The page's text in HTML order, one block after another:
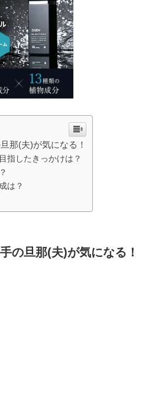
那(夫)が気になる！
指したきっかけは？
は？
の旦那(夫)が気になる！